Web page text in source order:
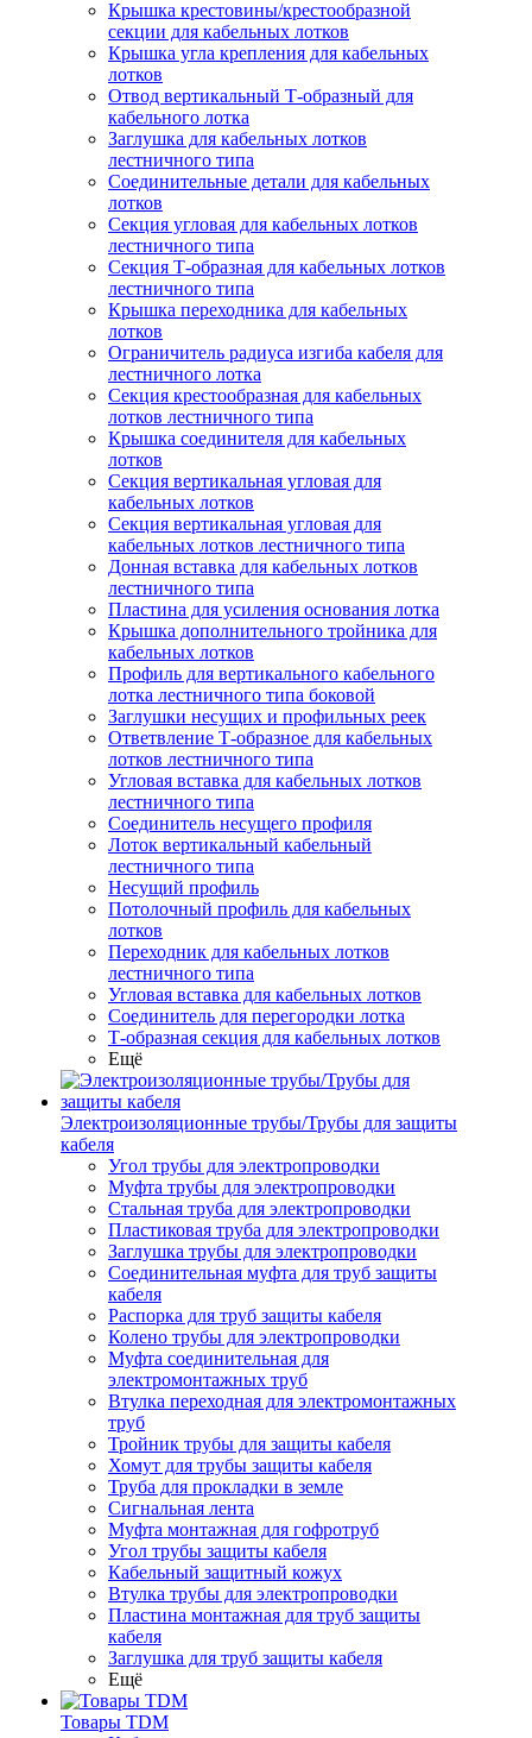
Крышка крестовины/крестообразной
секции для кабельных лотков
Крышка угла крепления для кабельных
лотков
Отвод вертикальный Т-образный для
кабельного лотка
Заглушка для кабельных лотков
лестничного типа
Соединительные детали для кабельных
лотков
Секция угловая для кабельных лотков
лестничного типа
Секция Т-образная для кабельных лотков
лестничного типа
Крышка переходника для кабельных
лотков
Ограничитель радиуса изгиба кабеля для
лестничного лотка
Секция крестообразная для кабельных
лотков лестничного типа
Крышка соединителя для кабельных
лотков
Секция вертикальная угловая для
кабельных лотков
Секция вертикальная угловая для
кабельных лотков лестничного типа
Донная вставка для кабельных лотков
лестничного типа
Пластина для усиления основания лотка
Крышка дополнительного тройника для
кабельных лотков
Профиль для вертикального кабельного
лотка лестничного типа боковой
Заглушки несущих и профильных реек
Ответвление Т-образное для кабельных
лотков лестничного типа
Угловая вставка для кабельных лотков
лестничного типа
Соединитель несущего профиля
Лоток вертикальный кабельный
лестничного типа
Несущий профиль
Потолочный профиль для кабельных
лотков
Переходник для кабельных лотков
лестничного типа
Угловая вставка для кабельных лотков
Соединитель для перегородки лотка
Т-образная секция для кабельных лотков
Ещё
Электроизоляционные трубы/Трубы для защиты
кабеля
Угол трубы для электропроводки
Муфта трубы для электропроводки
Стальная труба для электропроводки
Пластиковая труба для электропроводки
Заглушка трубы для электропроводки
Соединительная муфта для труб защиты
кабеля
Распорка для труб защиты кабеля
Колено трубы для электропроводки
Муфта соединительная для
электромонтажных труб
Втулка переходная для электромонтажных
труб
Тройник трубы для защиты кабеля
Хомут для трубы защиты кабеля
Труба для прокладки в земле
Сигнальная лента
Муфта монтажная для гофротруб
Угол трубы защиты кабеля
Кабельный защитный кожух
Втулка трубы для электропроводки
Пластина монтажная для труб защиты
кабеля
Заглушка для труб защиты кабеля
Ещё
Товары TDM